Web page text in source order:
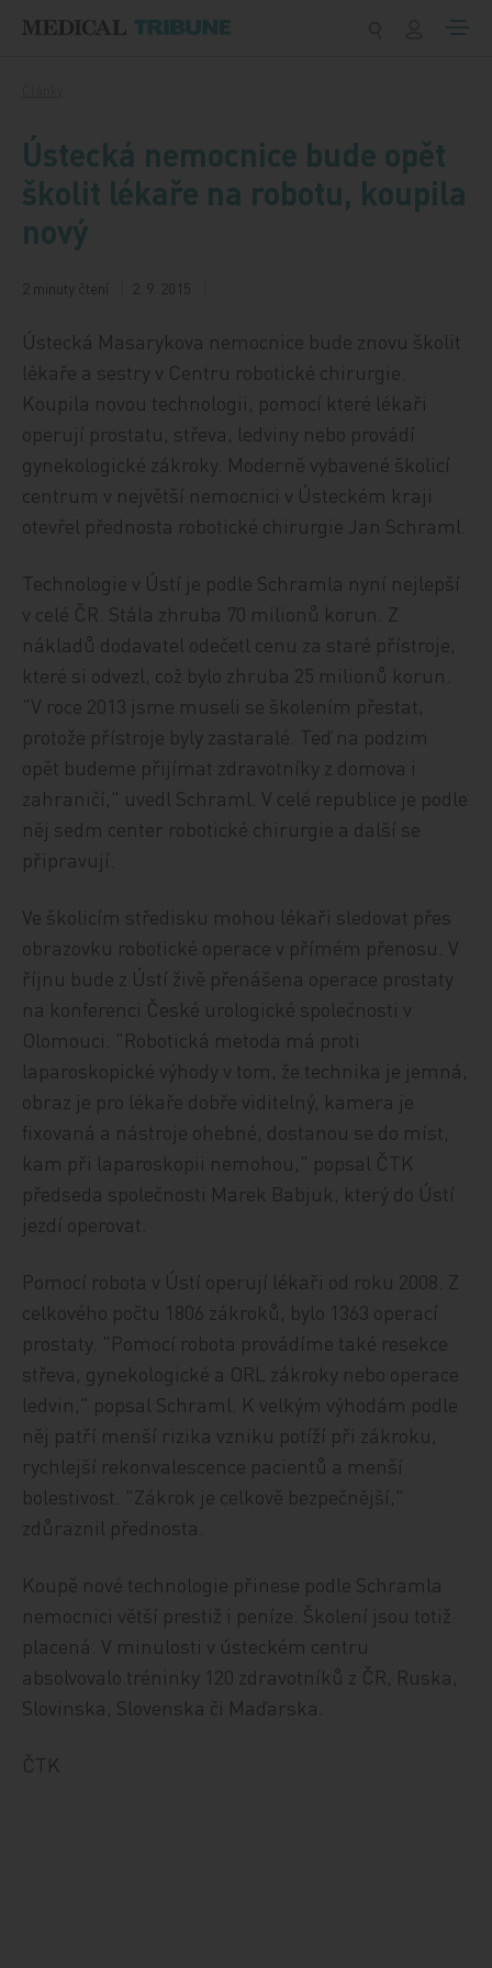
Ústecká nemocnice bude opět
školit lékaře na robotu, koupila
nový
2 minuty čtení 2. 9. 2015
Ústecká Masarykova nemocnice bude znovu školit
lékaře a sestry v Centru robotické chirurgie.
Koupila novou technologii, pomocí které lékaři
operují prostatu, střeva, ledviny nebo provádí
gynekologické zákroky. Moderně vybavené školicí
centrum v největší nemocnici v Ústeckém kraji
otevřel přednosta robotické chirurgie Jan Schraml.
Technologie v Ústí je podle Schramla nyní nejlepší
v celé ČR. Stála zhruba 70 milionů korun. Z
nákladů dodavatel odečetl cenu za staré přístroje,
které si odvezl, což bylo zhruba 25 milionů korun.
"V roce 2013 jsme museli se školením přestat,
protože přístroje byly zastaralé. Teď na podzim
opět budeme přijímat zdravotníky z domova i
zahraničí," uvedl Schraml. V celé republice je podle
něj sedm center robotické chirurgie a další se
připravují.
Ve školicím středisku mohou lékaři sledovat přes
obrazovku robotické operace v přímém přenosu. V
říjnu bude z Ústí živě přenášena operace prostaty
na konferenci České urologické společnosti v
Olomouci. "Robotická metoda má proti
laparoskopické výhody v tom, že technika je jemná,
obraz je pro lékaře dobře viditelný, kamera je
fixovaná a nástroje ohebné, dostanou se do míst,
kam při laparoskopii nemohou," popsal ČTK
předseda společnosti Marek Babjuk, který do Ústí
jezdí operovat.
Pomocí robota v Ústí operují lékaři od roku 2008. Z
celkového počtu 1806 zákroků, bylo 1363 operací
prostaty. "Pomocí robota provádíme také resekce
střeva, gynekologické a ORL zákroky nebo operace
ledvin," popsal Schraml. K velkým výhodám podle
něj patří menší rizika vzniku potíží při zákroku,
rychlejší rekonvalescence pacientů a menší
bolestivost. "Zákrok je celkově bezpečnější,"
zdůraznil přednosta.
Koupě nové technologie přinese podle Schramla
nemocnici větší prestiž i peníze. Školení jsou totiž
placená. V minulosti v ústeckém centru
absolvovalo tréninky 120 zdravotníků z ČR, Ruska,
Slovinska, Slovenska či Maďarska.
ČTK